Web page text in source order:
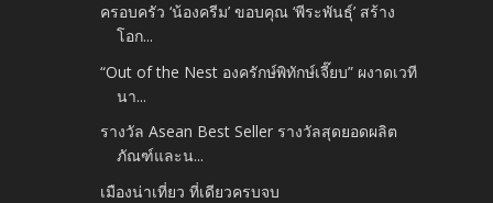
ครอบครัว ‘น้องครีม’ ขอบคุณ ‘พีระพันธุ์’ สร้าง
โอก...
“Out of the Nest องครักษ์พิทักษ์เจี๊ยบ” ผงาดเวที
นา...
รางวัล Asean Best Seller รางวัลสุดยอดผลิต
ภัณฑ์และน...
เมืองน่าเที่ยว ที่เดียวครบจบ